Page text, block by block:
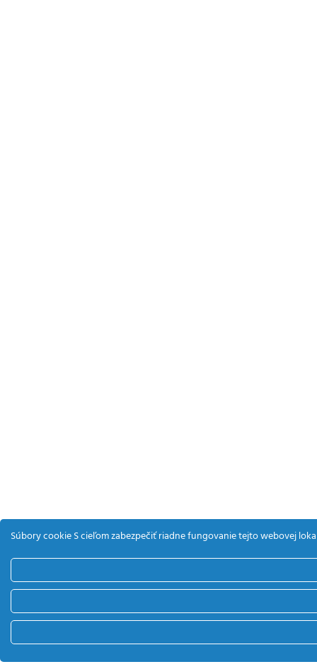
Súbory cookie S cieľom zabezpečiť riadne fungovanie tejto webovej